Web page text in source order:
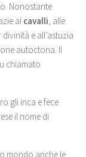
Nonostante
ai cavalli, alle
e all’astuzia
autoctona. Il
chiamato
gli inca e fece
il nome di
mondo anche le